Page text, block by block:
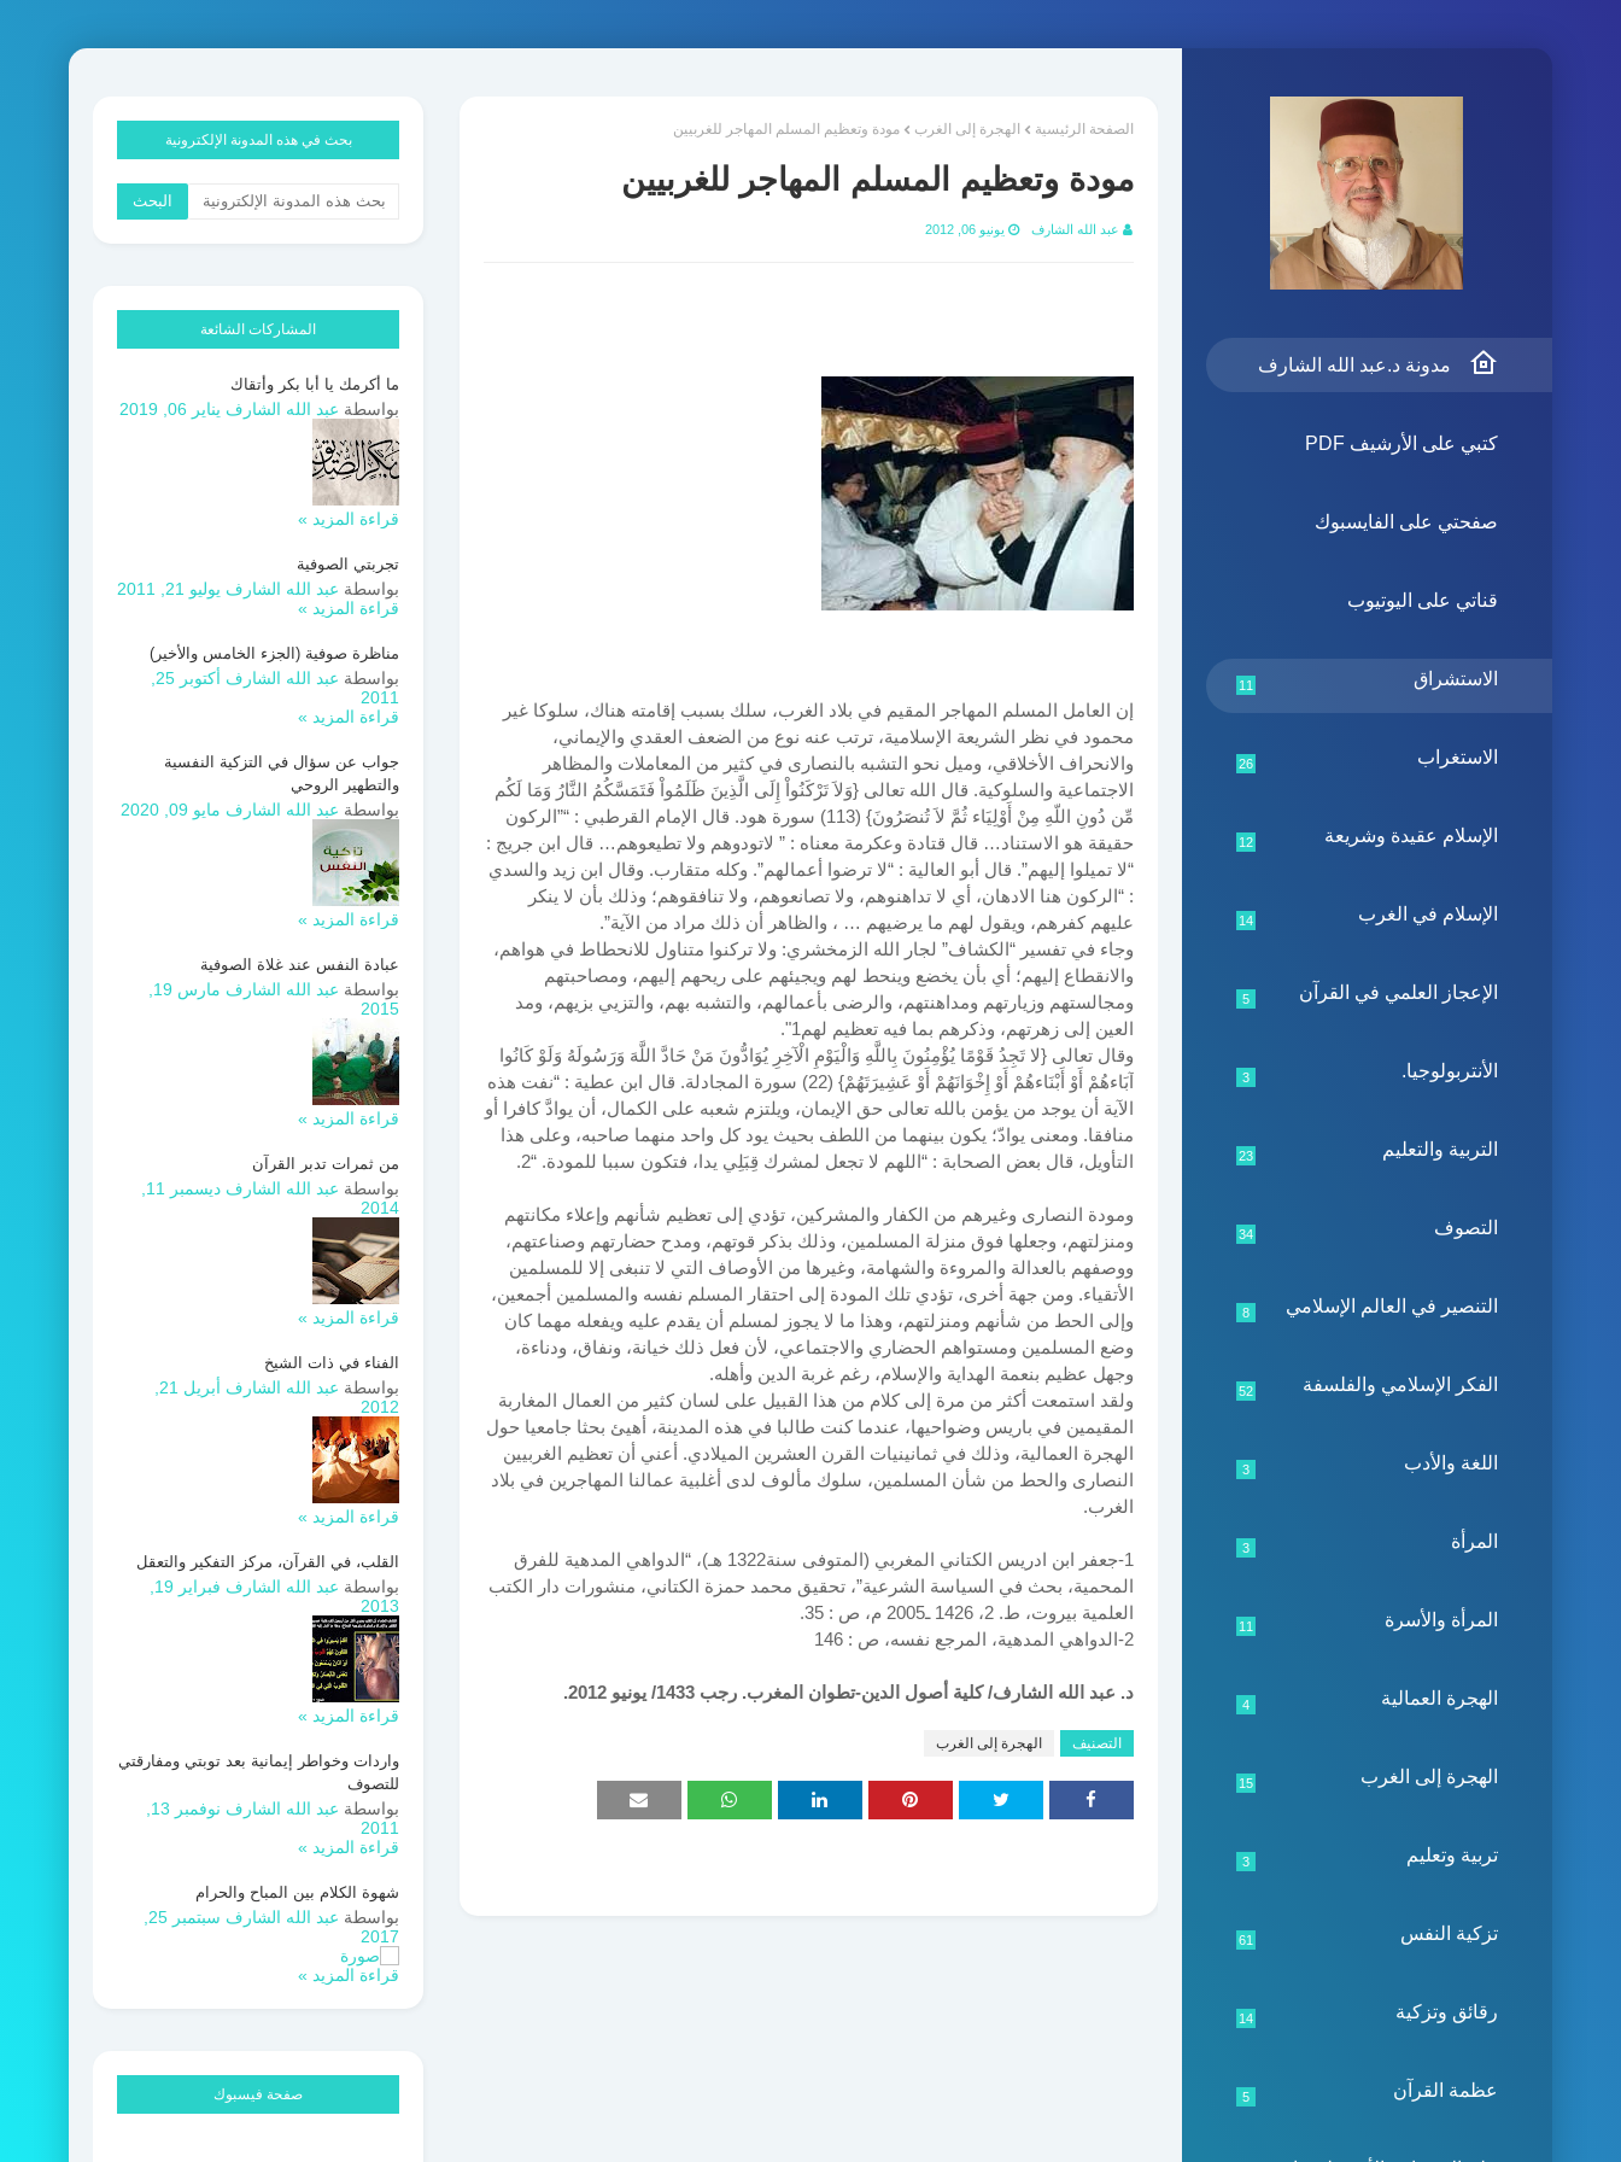
مدونة د.عبد الله الشارف
كتبي على الأرشيف PDF
صفحتي على الفايسبوك
قناتي على اليوتيوب
الاستشراق 11
الاستغراب 26
الإسلام عقيدة وشريعة 12
الإسلام في الغرب 14
الإعجاز العلمي في القرآن 5
الأنتربولوجيا. 3
التربية والتعليم 23
التصوف 34
التنصير في العالم الإسلامي 8
الفكر الإسلامي والفلسفة 52
اللغة والأدب 3
المرأة 3
المرأة والأسرة 11
الهجرة العمالية 4
الهجرة إلى الغرب 15
تربية وتعليم 3
تزكية النفس 61
رقائق وتزكية 14
عظمة القرآن 5
الصفحة الرئيسية الهجرة إلى الغرب مودة وتعظيم المسلم المهاجر للغربيين
مودة وتعظيم المسلم المهاجر للغربيين
عبد الله الشارف يونيو 06, 2012
إن العامل المسلم المهاجر المقيم في بلاد الغرب، سلك بسبب إقامته هناك، سلوكا غير
محمود في نظر الشريعة الإسلامية، ترتب عنه نوع من الضعف العقدي والإيماني،
والانحراف الأخلاقي، وميل نحو التشبه بالنصارى في كثير من المعاملات والمظاهر
الاجتماعية والسلوكية. قال الله تعالى {وَلاَ تَرْكَنُواْ إِلَى الَّذِينَ ظَلَمُواْ فَتَمَسَّكُمُ النَّارُ وَمَا لَكُم
مِّن دُونِ اللّهِ مِنْ أَوْلِيَاء ثُمَّ لاَ تُنصَرُونَ} (113) سورة هود. قال الإمام القرطبي : “”الركون
حقيقة هو الاستناد… قال قتادة وعكرمة معناه : ” لاتودوهم ولا تطيعوهم… قال ابن جريج :
“لا تميلوا إليهم”. قال أبو العالية : “لا ترضوا أعمالهم”. وكله متقارب. وقال ابن زيد والسدي
: “الركون هنا الادهان، أي لا تداهنوهم، ولا تصانعوهم، ولا تنافقوهم؛ وذلك بأن لا ينكر
عليهم كفرهم، ويقول لهم ما يرضيهم … ، والظاهر أن ذلك مراد من الآية”.
وجاء في تفسير “الكشاف” لجار الله الزمخشري: ولا تركنوا متناول للانحطاط في هواهم،
والانقطاع إليهم؛ أي بأن يخضع وينحط لهم ويجيئهم على ريحهم إليهم، ومصاحبتهم
ومجالستهم وزيارتهم ومداهنتهم، والرضى بأعمالهم، والتشبه بهم، والتزيي بزيهم، ومد
العين إلى زهرتهم، وذكرهم بما فيه تعظيم لهم1".
وقال تعالى {لا تَجِدُ قَوْمًا يُؤْمِنُونَ بِاللَّهِ وَالْيَوْمِ الْآخِرِ يُوَادُّونَ مَنْ حَادَّ اللَّهَ وَرَسُولَهُ وَلَوْ كَانُوا
آبَاءهُمْ أَوْ أَبْنَاءهُمْ أَوْ إِخْوَانَهُمْ أَوْ عَشِيرَتَهُمْ} (22) سورة المجادلة. قال ابن عطية : “نفت هذه
الآية أن يوجد من يؤمن بالله تعالى حق الإيمان، ويلتزم شعبه على الكمال، أن يوادَّ كافرا أو
منافقا. ومعنى يوادّ؛ يكون بينهما من اللطف بحيث يود كل واحد منهما صاحبه، وعلى هذا
التأويل، قال بعض الصحابة : “اللهم لا تجعل لمشرك قِبَلِي يدا، فتكون سببا للمودة. “2.
ومودة النصارى وغيرهم من الكفار والمشركين، تؤدي إلى تعظيم شأنهم وإعلاء مكانتهم
ومنزلتهم، وجعلها فوق منزلة المسلمين، وذلك بذكر قوتهم، ومدح حضارتهم وصناعتهم،
ووصفهم بالعدالة والمروءة والشهامة، وغيرها من الأوصاف التي لا تنبغى إلا للمسلمين
الأتقياء. ومن جهة أخرى، تؤدي تلك المودة إلى احتقار المسلم نفسه والمسلمين أجمعين،
وإلى الحط من شأنهم ومنزلتهم، وهذا ما لا يجوز لمسلم أن يقدم عليه ويفعله مهما كان
وضع المسلمين ومستواهم الحضاري والاجتماعي، لأن فعل ذلك خيانة، ونفاق، ودناءة،
وجهل عظيم بنعمة الهداية والإسلام، رغم غربة الدين وأهله.
ولقد استمعت أكثر من مرة إلى كلام من هذا القبيل على لسان كثير من العمال المغاربة
المقيمين في باريس وضواحيها، عندما كنت طالبا في هذه المدينة، أهيئ بحثا جامعيا حول
الهجرة العمالية، وذلك في ثمانينيات القرن العشرين الميلادي. أعني أن تعظيم الغربيين
النصارى والحط من شأن المسلمين، سلوك مألوف لدى أغلبية عمالنا المهاجرين في بلاد
الغرب.
1-جعفر ابن ادريس الكتاني المغربي (المتوفى سنة1322 هـ)، “الدواهي المدهية للفرق
المحمية، بحث في السياسة الشرعية”، تحقيق محمد حمزة الكتاني، منشورات دار الكتب
العلمية بيروت، ط. 2، 1426 ـ2005 م، ص : 35.
2-الدواهي المدهية، المرجع نفسه، ص : 146
د. عبد الله الشارف/ كلية أصول الدين-تطوان المغرب. رجب 1433/ يونيو 2012.
التصنيف الهجرة إلى الغرب
بحث في هذه المدونة الإلكترونية
المشاركات الشائعة
ما أكرمك يا أبا بكر وأتقاك
بواسطة عبد الله الشارف يناير 06, 2019
قراءة المزيد »
تجربتي الصوفية
بواسطة عبد الله الشارف يوليو 21, 2011
قراءة المزيد »
مناظرة صوفية (الجزء الخامس والأخير)
بواسطة عبد الله الشارف
2011
قراءة المزيد »
جواب عن سؤال في التزكية النفسية
والتطهير الروحي
بواسطة عبد الله الشارف مايو 09, 2020
قراءة المزيد »
عبادة النفس عند غلاة الصوفية
بواسطة عبد الله الشارف
2015
قراءة المزيد »
من ثمرات تدبر القرآن
بواسطة عبد الله الشارف
2014
قراءة المزيد »
الفناء في ذات الشيخ
بواسطة عبد الله الشارف
2012
قراءة المزيد »
القلب، في القرآن، مركز التفكير والتعقل
بواسطة عبد الله الشارف
2013
قراءة المزيد »
واردات وخواطر إيمانية بعد توبتي ومفارقتي
للتصوف
بواسطة عبد الله الشارف
2011
قراءة المزيد »
شهوة الكلام بين المباح والحرام
بواسطة عبد الله الشارف
2017
قراءة المزيد »
صفحة فيسبوك